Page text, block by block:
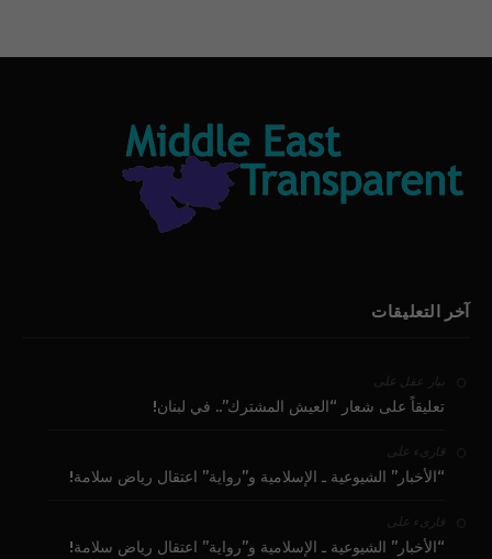
آخر التعليقات
بيار عقل على
تعليقاً على شعار “العيش المشترك”.. في لبنان!
قارىء على
“الأخبار” الشيوعية ـ الإسلامية و”رواية” اعتقال رياض سلامة!
قارىء على
“الأخبار” الشيوعية ـ الإسلامية و”رواية” اعتقال رياض سلامة!